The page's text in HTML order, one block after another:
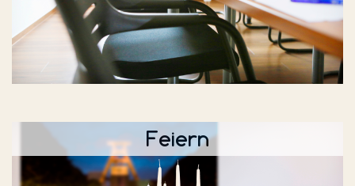
Feiern